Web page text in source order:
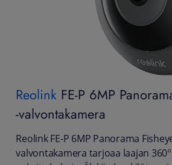
Reolink FE-P 6MP
-valvontakamera
Reolink FE-P 6MP Panorama
valvontakamera tarjoaa laajan